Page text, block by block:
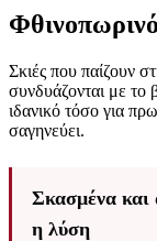
Σκιές που παίζουν
συνδυάζονται με το
ιδανικό τόσο για
σαγηνεύει.
Σκασμένα και
η λύση